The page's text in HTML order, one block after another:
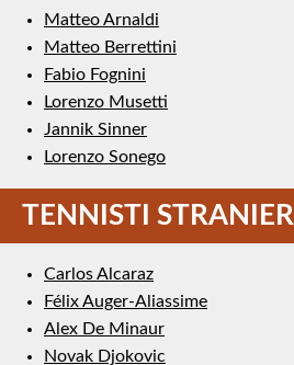
Matteo Arnaldi
Matteo Berrettini
Fabio Fognini
Lorenzo Musetti
Jannik Sinner
Lorenzo Sonego
TENNISTI STRANIERI
Carlos Alcaraz
Félix Auger-Aliassime
Alex De Minaur
Novak Djokovic